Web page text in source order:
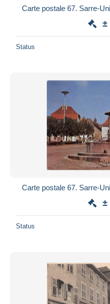
Carte postale 67. Sarre-
±
Status
Carte postale 67. Sarre-
±
Status